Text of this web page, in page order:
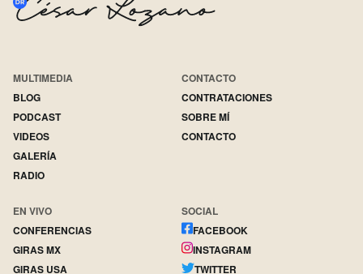
MULTIMEDIA
BLOG
PODCAST
VIDEOS
GALERÍA
RADIO
CONTACTO
CONTRATACIONES
SOBRE MÍ
CONTACTO
EN VIVO
CONFERENCIAS
GIRAS MX
GIRAS USA
SOCIAL
FACEBOOK
INSTAGRAM
TWITTER